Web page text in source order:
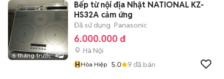
6 tháng trước 4
Bếp từ nội địa Nhật NATIONAL KZ-
HS32A cảm ứng
Đã sử dụng Panasonic
6.000.000 đ
Hà Nội
HHòa Hiệp 5.0 9 đã bán